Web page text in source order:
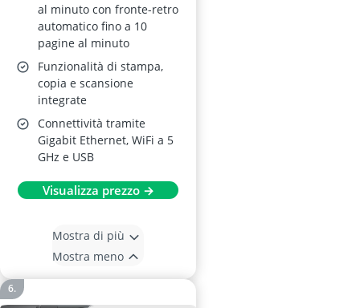
al minuto con fronte-retro
automatico fino a 10
pagine al minuto
Funzionalità di stampa,
copia e scansione
integrate
Connettività tramite
Gigabit Ethernet, WiFi a 5
GHz e USB
Visualizza prezzo →
Mostra di più
Mostra meno